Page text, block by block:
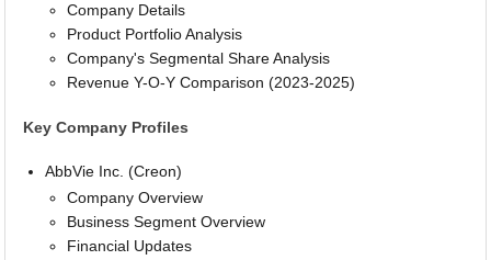
Company Details
Product Portfolio Analysis
Company's Segmental Share Analysis
Revenue Y-O-Y Comparison (2023-2025)
Key Company Profiles
AbbVie Inc. (Creon)
Company Overview
Business Segment Overview
Financial Updates